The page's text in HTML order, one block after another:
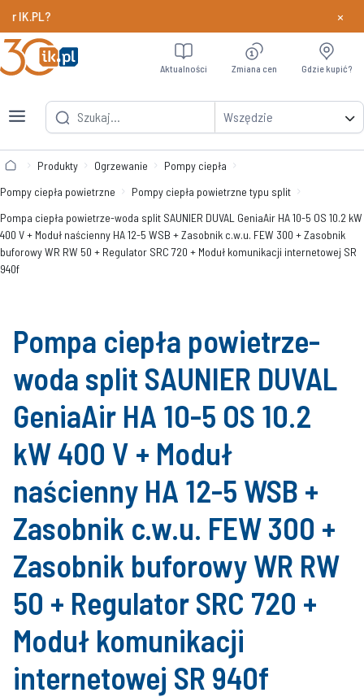
Chcesz szybciej odbierać nagrody w programieDowiedz
×
Wszędzie
Aktualności Zmiana cen Gdzie kupić?
Produkty Ogrzewanie
Pompy ciepła
Pompy ciepła powietrzne
Pompy ciepła powietrzne typu split
Pompa ciepła powietrze-woda split SAUNIER DUVAL GeniaAir HA 10-5 OS 10.2 kW
400 V + Moduł naścienny HA 12-5 WSB + Zasobnik c.w.u. FEW 300 + Zasobnik
buforowy WR RW 50 + Regulator SRC 720 + Moduł komunikacji internetowej SR
940f
Pompa ciepła powietrze-
woda split SAUNIER DUVAL
GeniaAir HA 10-5 OS 10.2
kW 400 V + Moduł
naścienny HA 12-5 WSB +
Zasobnik c.w.u. FEW 300 +
Zasobnik buforowy WR RW
50 + Regulator SRC 720 +
Moduł komunikacji
internetowej SR 940f